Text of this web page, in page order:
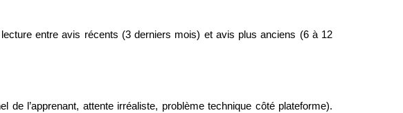
entre avis récents (3 derniers mois) et avis plus anciens (6 à 12
l’apprenant, attente irréaliste, problème technique côté plateforme).